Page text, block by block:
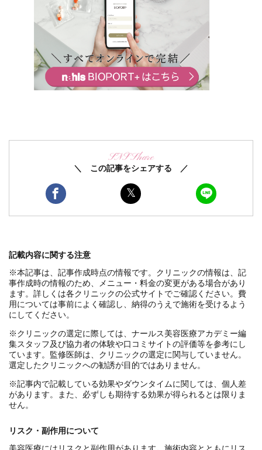
SNS Share
＼ この記事をシェアする ／
記載内容に関する注意
※本記事は、記事作成時点の情報です。クリニックの情報は、記
事作成時の情報のため、メニュー・料金の変更がある場合があり
ます。詳しくは各クリニックの公式サイトでご確認ください。費
用については事前によく確認し、納得のうえで施術を受けるよう
にしてください。
※クリニックの選定に際しては、ナールス美容医療アカデミー編
集スタッフ及び協力者の体験や口コミサイトの評価等を参考にし
ています。監修医師は、クリニックの選定に関与していません。
選定したクリニックへの勧誘が目的ではありません。
※記事内で記載している効果やダウンタイムに関しては、個人差
があります。また、必ずしも期待する効果が得られるとは限りま
せん。
リスク・副作用について